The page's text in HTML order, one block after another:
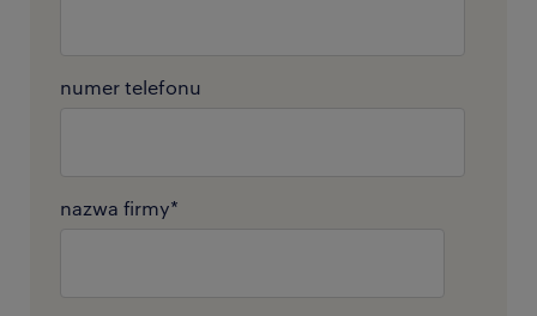
numer telefonu
nazwa firmy*